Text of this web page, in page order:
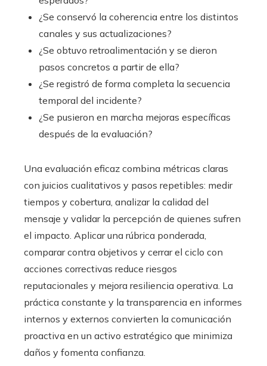
¿Se conservó la coherencia entre los distintos
canales y sus actualizaciones?
¿Se obtuvo retroalimentación y se dieron
pasos concretos a partir de ella?
¿Se registró de forma completa la secuencia
temporal del incidente?
¿Se pusieron en marcha mejoras específicas
después de la evaluación?
Una evaluación eficaz combina métricas claras
con juicios cualitativos y pasos repetibles: medir
tiempos y cobertura, analizar la calidad del
mensaje y validar la percepción de quienes sufren
el impacto. Aplicar una rúbrica ponderada,
comparar contra objetivos y cerrar el ciclo con
acciones correctivas reduce riesgos
reputacionales y mejora resiliencia operativa. La
práctica constante y la transparencia en informes
internos y externos convierten la comunicación
proactiva en un activo estratégico que minimiza
daños y fomenta confianza.